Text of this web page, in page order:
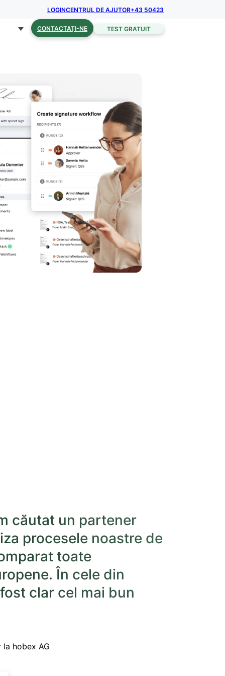
LOGINCENTRUL DE AJUTOR+43 50423
CONTACTAȚI-NE TEST GRATUIT
căutat un partener
procesele noastre de
toate
În cele din
clar cel mai bun
hobex AG